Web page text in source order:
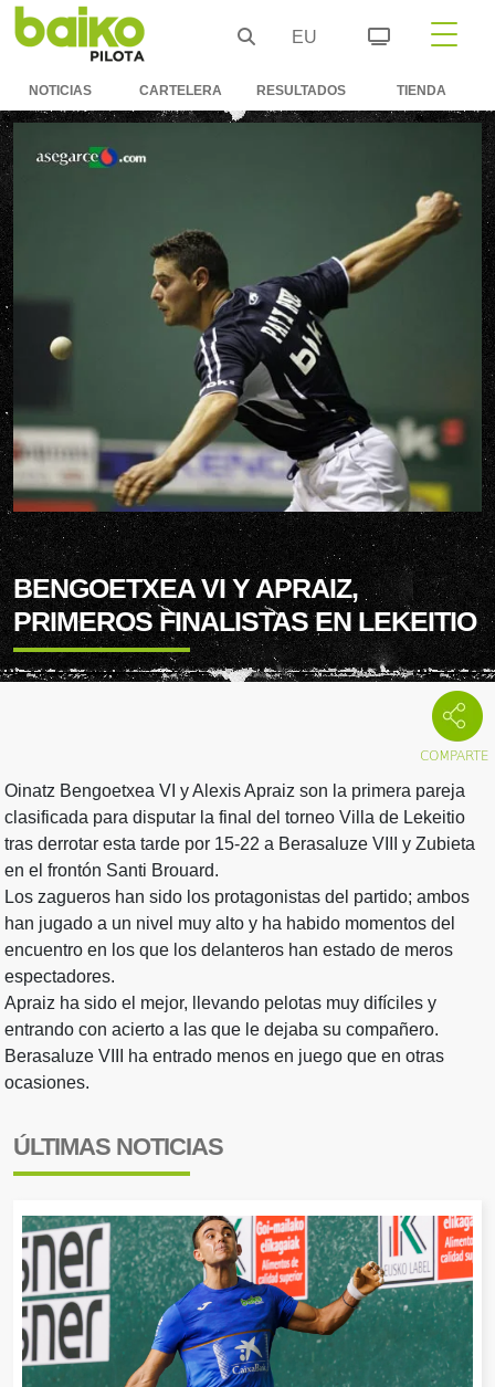
EU
NOTICIAS CARTELERA RESULTADOS TIENDA
BENGOETXEA VI Y APRAIZ,
PRIMEROS FINALISTAS EN LEKEITIO
Oinatz Bengoetxea VI y Alexis Apraiz son la primera pareja
clasificada para disputar la final del torneo Villa de Lekeitio
tras derrotar esta tarde por 15-22 a Berasaluze VIII y Zubieta
en el frontón Santi Brouard.
Los zagueros han sido los protagonistas del partido; ambos
han jugado a un nivel muy alto y ha habido momentos del
encuentro en los que los delanteros han estado de meros
espectadores.
Apraiz ha sido el mejor, llevando pelotas muy difíciles y
entrando con acierto a las que le dejaba su compañero.
Berasaluze VIII ha entrado menos en juego que en otras
ocasiones.
ÚLTIMAS NOTICIAS